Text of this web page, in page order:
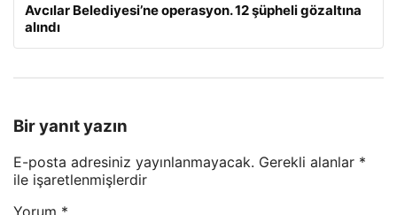
Avcılar Belediyesi’ne operasyon. 12 şüpheli gözaltına
alındı
Bir yanıt yazın
E-posta adresiniz yayınlanmayacak. Gerekli alanlar *
ile işaretlenmişlerdir